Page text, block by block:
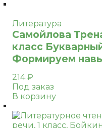
Литература
Самойлова
класс
Формируем
214₽
Под заказ
В корзину